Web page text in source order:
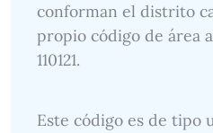
conforman el distrito
propio código de área
110121.
Este código es de tipo